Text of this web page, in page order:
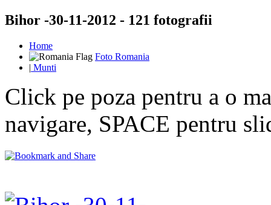
Bihor -30-11-2012 - 121 fotografii
Home
Foto Romania
| Munti
Click pe poza pentru a o
navigare, SPACE pentru